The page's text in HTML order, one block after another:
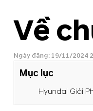
Về
Ngày đăng: 19/11/2024
Mục lục
Hyundai Giải